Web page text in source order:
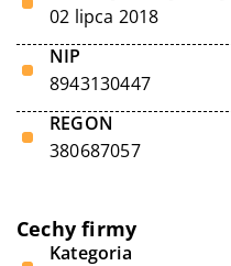
02 lipca 2018
NIP
8943130447
REGON
380687057
Cechy firmy
Kategoria